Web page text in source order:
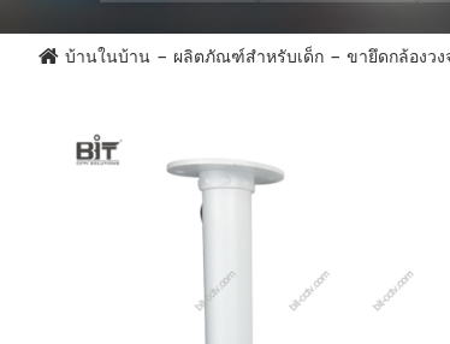
บ้านในบ้าน ผลิตภัณฑ์สำหรับเด็ก ขายึดกล้องว